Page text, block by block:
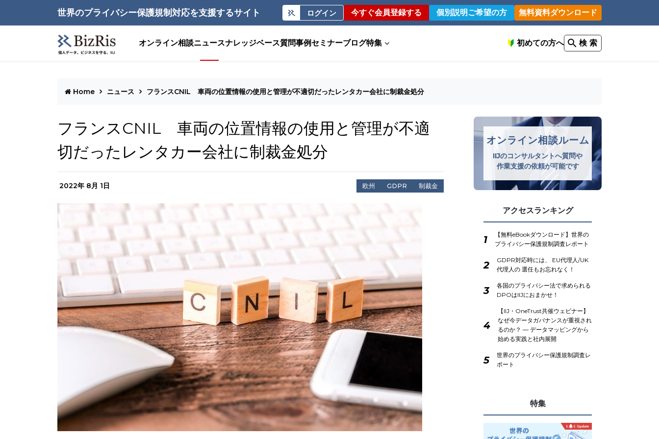
世界のプライバシー保護規制対応を支援するサイト ログイン 今すぐ会員登録する 個別説明ご希望の方 無料資料ダウンロード
オンライン相談ニュースナレッジベース質問事例 セミナーブログ特集 初めての方へ 検 索
Home ニュース フランスCNIL 車両の位置情報の使用と管理が不適切だったレンタカー会社に制裁金処分
フランスCNIL 車両の位置情報の使用と管理が不適
切だったレンタカー会社に制裁金処分
2022年 8月 1日 欧州 GDPR 制裁金
オンライン相談ルーム
IIJのコンサルタントへ質問や
作業支援の依頼が可能です
アクセスランキング
1
【無料eBookダウンロード】世界の
プライバシー保護規制調査レポート
2
GDPR対応時には、 EU代理人/UK
代理人の 選任もお忘れなく！
3
各国のプライバシー法で求められる
DPOはIIJにおまかせ！
4
【IIJ・OneTrust共催ウェビナー】
なぜ今データガバナンスが重視され
るのか？ ― データマッピングから
始める実践と社内展開
5
世界のプライバシー保護規制調査レ
ポート
特集